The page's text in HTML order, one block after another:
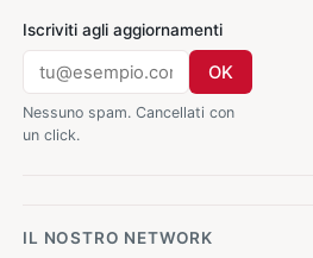
Iscriviti agli aggiornamenti
OK
Nessuno spam. Cancellati con
un click.
IL NOSTRO NETWORK